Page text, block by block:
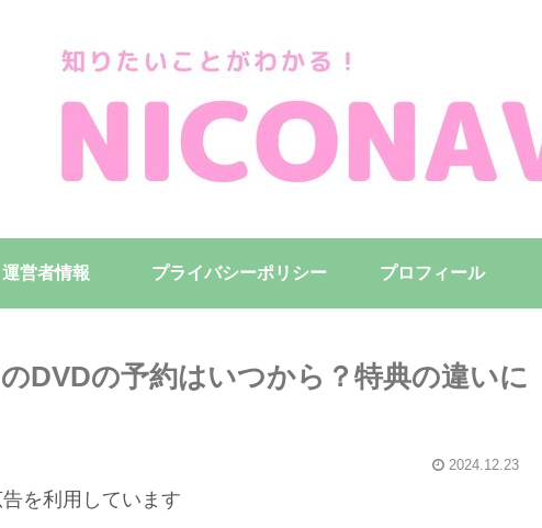
運営者情報 プライバシーポリシー プロフィール
DVDの予約はいつから？特典の違いに
2024.12.23
を利用しています